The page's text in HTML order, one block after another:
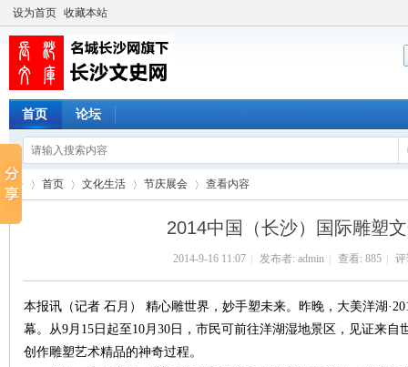
设为首页 收藏本站
首页 论坛
首页 文化生活 节庆展会
›
查看内容
2014中国（长沙）国际雕塑
2014-9-16 11:07 发布者: admin 查看: 885 评
本报讯（记者 石月） 精心雕世界，妙手塑未来。昨晚，大美洋湖
幕。从9月15日起至10月30日，市民可前往洋湖湿地景区，见证来
创作雕塑艺术精品的神奇过程。